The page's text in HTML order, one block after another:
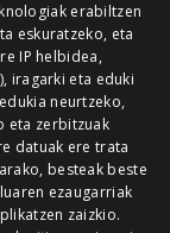
erabiltzen
eskuratzeko, eta
IP helbidea,
iragarki eta eduki
neurtzeko,
eta zerbitzuak
datuak ere trata
besteak beste
ezaugarriak
zaizkio.